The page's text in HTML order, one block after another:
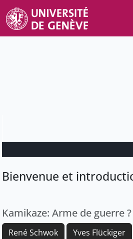
Bienvenue et
Kamikaze: Arme de guerre ?
René Schwok Yves Flückiger